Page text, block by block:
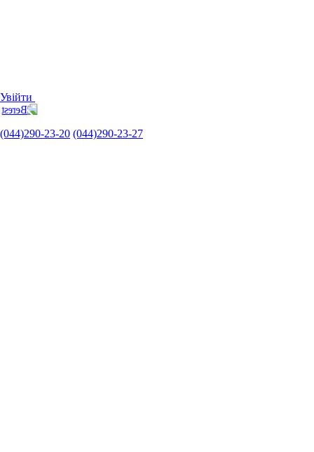
Увійти
(044)290-23-20 (044)290-23-27